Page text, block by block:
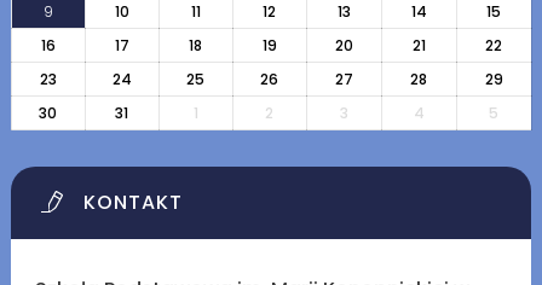
9
10 11 12 13 14
15
16
17 18 19 20 21
22
23
24 25 26 27 28
29
30
31 1 2 3 4 5
KONTAKT